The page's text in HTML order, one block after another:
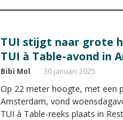
TUI stijgt naar grote
TUI à Table-avond in
Bibi Mol 30 januari 2025
Op 22 meter hoogte, met een
Amsterdam, vond
TUI à Table-reeks plaats in